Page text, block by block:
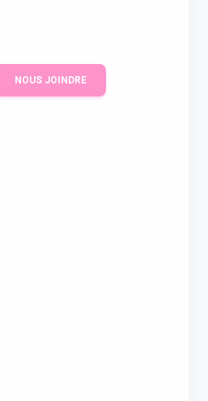
NOUS JOINDRE